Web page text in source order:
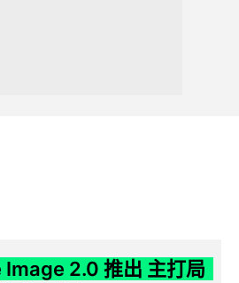
2.0 推出 主打局